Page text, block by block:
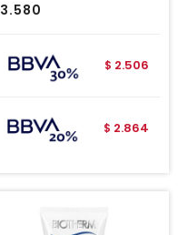
3.580
$ 2.506
$ 2.864